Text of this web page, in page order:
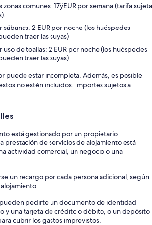
zonas comunes: 17ÿEUR por semana (tarifa sujeta
sábanas: 2 EUR por noche (los huéspedes
traer las suyas)
uso de toallas: 2 EUR por noche (los huéspedes
traer las suyas)
puede estar incompleta. Además, es posible
no estén incluidos. Importes sujetos a
está gestionado por un propietario
prestación de servicios de alojamiento está
actividad comercial, un negocio o una
un recargo por cada persona adicional, según
pedirte un documento de identidad
y una tarjeta de crédito o débito, o un depósito
cubrir los gastos imprevistos.